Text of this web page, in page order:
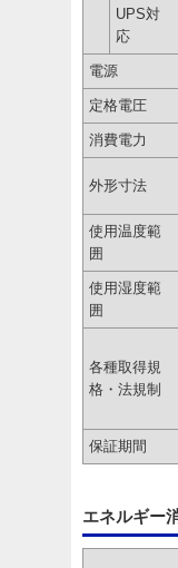
UPS対
応
電源
定格電圧
消費電力
外形寸法
使用温度範
囲
使用湿度範
囲
各種取得規
格・法規制
保証期間
エネルギー